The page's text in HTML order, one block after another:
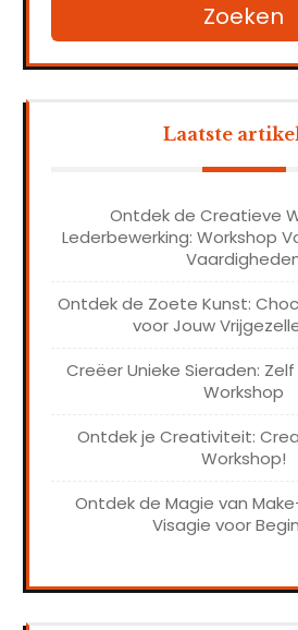
Zoeken
Laatste
Ontdek de Creatieve
Lederbewerking: Workshop
Ontdek de Zoete Kunst:
voor Jouw
Creëer Unieke Sieraden:
Workshop
Ontdek je Creativiteit:
Workshop!
Ontdek de Magie van
Visagie voor